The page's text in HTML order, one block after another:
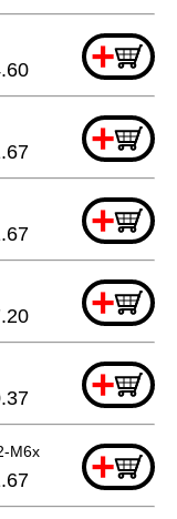
+
+
+
+
+
M6x25-10.9+